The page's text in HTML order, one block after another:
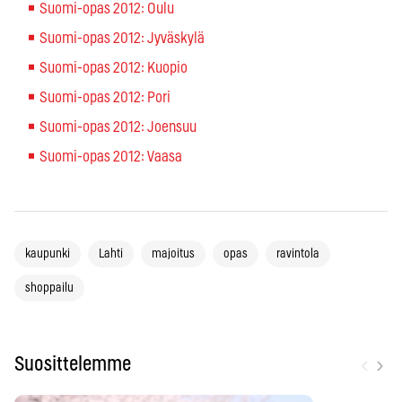
Suomi-opas 2012: Oulu
Suomi-opas 2012: Jyväskylä
Suomi-opas 2012: Kuopio
Suomi-opas 2012: Pori
Suomi-opas 2012: Joensuu
Suomi-opas 2012: Vaasa
kaupunki Lahti majoitus opas ravintola
shoppailu
Suosittelemme ›